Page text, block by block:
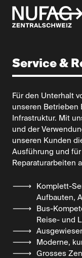
Service &
Für den Unterhalt
unseren Betrieben
Infrastruktur. Mit
und der
unseren Kunden
Ausführung und
Reparaturarbeiten
Komplett-
Aufbauten,
Bus-
Reise- und
Moderne,
Grosses